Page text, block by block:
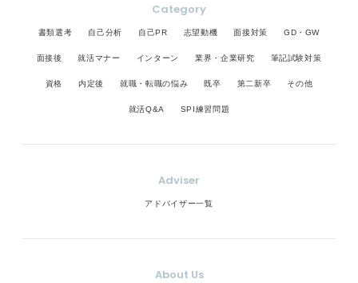
Category
書類選考 自己分析 自己PR 志望動機 面接対策 GD・GW
面接後 就活マナー インターン 業界・企業研究 筆記試験対策
資格 内定後 就職・転職の悩み 既卒 第二新卒 その他
就活Q&A SPI練習問題
Adviser
アドバイザー一覧
About Us